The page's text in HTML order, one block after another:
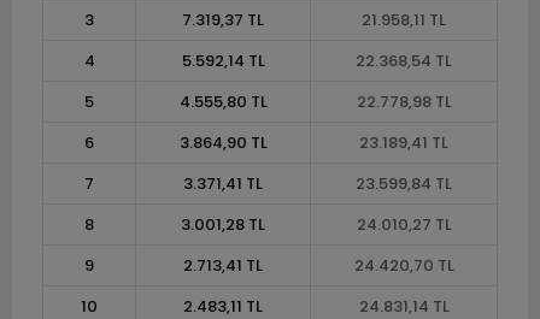
3
7.319,37 TL
21.958,11 TL
4
5.592,14 TL
22.368,54 TL
5
4.555,80 TL
22.778,98 TL
6
3.864,90 TL
23.189,41 TL
7
3.371,41 TL
23.599,84 TL
8
3.001,28 TL
24.010,27 TL
9
2.713,41 TL
24.420,70 TL
10
2.483,11 TL
24.831,14 TL